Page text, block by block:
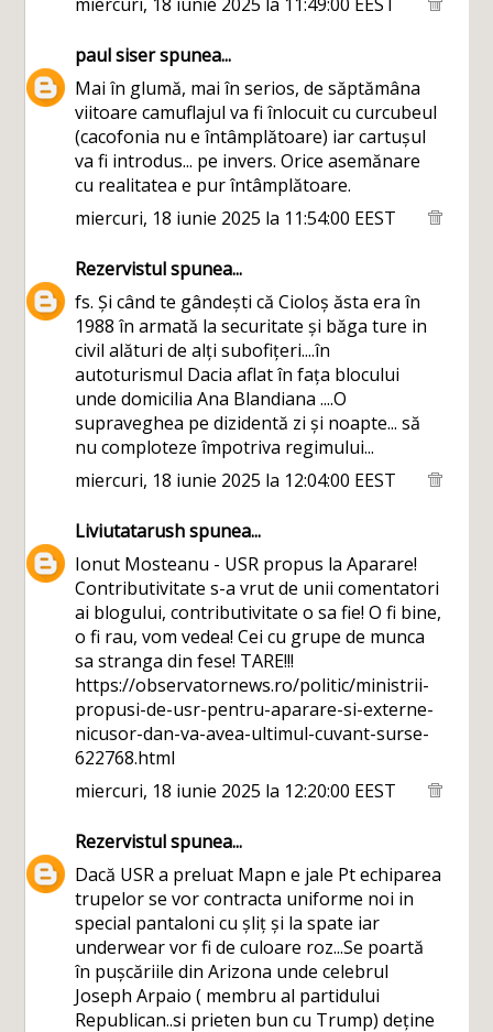
paul siserspunea...
Mai în glumă, mai în serios, de săptămâna
viitoare camuflajul va fi înlocuit cu curcubeul
(cacofonia nu e întâmplătoare) iar cartușul
va fi introdus... pe invers. Orice asemănare
cu realitatea e pur întâmplătoare.
miercuri, 18 iunie 2025 la 11:54:00 EEST
Rezervistulspunea...
fs. Și când te gândești că Cioloș ăsta era în
1988 în armată la securitate și băga ture in
civil alături de alți subofițeri....în
autoturismul Dacia aflat în fața blocului
unde domicilia Ana Blandiana ....O
supraveghea pe dizidentă zi și noapte... să
nu comploteze împotriva regimului...
miercuri, 18 iunie 2025 la 12:04:00 EEST
Liviutatarushspunea...
Ionut Mosteanu - USR propus la Aparare!
Contributivitate s-a vrut de unii comentatori
ai blogului, contributivitate o sa fie! O fi bine,
o fi rau, vom vedea! Cei cu grupe de munca
sa stranga din fese! TARE!!!
https://observatornews.ro/politic/ministrii-
propusi-de-usr-pentru-aparare-si-externe-
nicusor-dan-va-avea-ultimul-cuvant-surse-
622768.html
miercuri, 18 iunie 2025 la 12:20:00 EEST
Rezervistulspunea...
Dacă USR a preluat Mapn e jale Pt echiparea
trupelor se vor contracta uniforme noi in
special pantaloni cu șliț și la spate iar
underwear vor fi de culoare roz...Se poartă
în pușcăriile din Arizona unde celebrul
Joseph Arpaio ( membru al partidului
Republican..si prieten bun cu Trump) deține